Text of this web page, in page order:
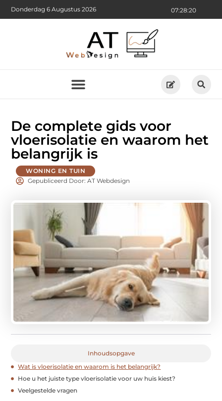
07:28:22
Donderdag 6 Augustus 2026
De complete gids voor
vloerisolatie en waarom het
belangrijk is
WONING EN TUIN
Gepubliceerd Door: AT Webdesign
Inhoudsopgave
Wat is vloerisolatie en waarom is het belangrijk?
Hoe u het juiste type vloerisolatie voor uw huis kiest?
Veelgestelde vragen